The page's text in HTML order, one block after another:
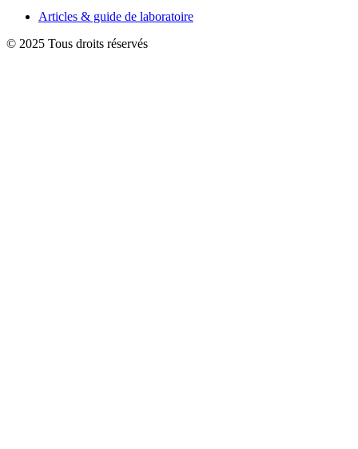
Articles & guide de laboratoire
© 2025 Tous droits réservés